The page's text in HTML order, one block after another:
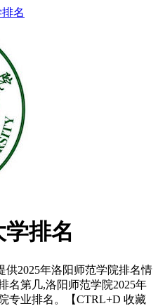
名
排名
2025年洛阳师范学院排名情
名第几,洛阳师范学院2025年
专业排名。【CTRL+D 收藏